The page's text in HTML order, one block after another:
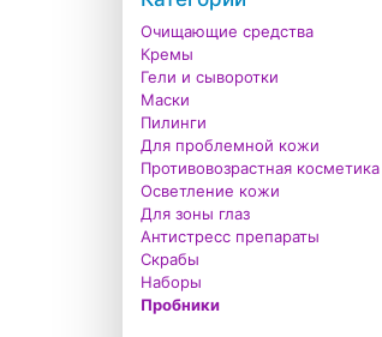
Очищающие средства
Кремы
Гели и сыворотки
Маски
Пилинги
Для проблемной кожи
Противовозрастная косметика
Осветление кожи
Для зоны глаз
Антистресс препараты
Скрабы
Наборы
Пробники